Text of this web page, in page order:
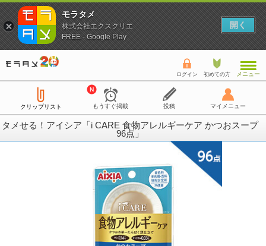
ログイン 初めての方 メニュー
クリップリスト もうすぐ掲載 投稿 マイメニュー
タメせる！アイシア「i CARE 食物アレルギーケア かつおスープ
96点」
モラタメ
株式会社エクスクリエ
FREE - Google Play
開く